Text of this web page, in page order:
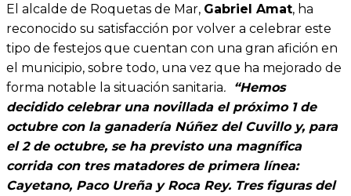
El alcalde de Roquetas de Mar, Gabriel Amat, ha
reconocido su satisfacción por volver a celebrar este
tipo de festejos que cuentan con una gran afición en
el municipio, sobre todo, una vez que ha mejorado de
forma notable la situación sanitaria. “Hemos
decidido celebrar una novillada el próximo 1 de
octubre con la ganadería Núñez del Cuvillo y, para
el 2 de octubre, se ha previsto una magnífica
corrida con tres matadores de primera línea:
Cayetano, Paco Ureña y Roca Rey. Tres figuras del